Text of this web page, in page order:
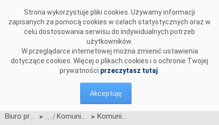
Strona wykorzystuje pliki cookies. Używamy informacji
zapisanych za pomocą cookies w celach statystycznych oraz w
celu dostosowania serwisu do indywidualnych potrzeb
użytkowników.
W przeglądarce internetowej można zmienić ustawienia
dotyczące cookies. Więcej o plikach cookies i o ochronie Twojej
prywatności przeczytasz tutaj
Akceptuję
Biuro prasowe > Komunikaty OSP > Komunikat OSP dot. umów o świadczenie usług przesyłania energii elektrycznej z kontrahentami OSP typu OSD i URBsd